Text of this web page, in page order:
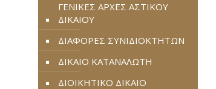
ΓΕΝΙΚΕΣ ΑΡΧΕΣ ΑΣΤΙΚΟΥ
ΔΙΚΑΙΟΥ
ΔΙΑΦΟΡΕΣ ΣΥΝΙΔΙΟΚΤΗΤΩΝ
ΔΙΚΑΙΟ ΚΑΤΑΝΑΛΩΤΗ
ΔΙΟΙΚΗΤΙΚΟ ΔΙΚΑΙΟ